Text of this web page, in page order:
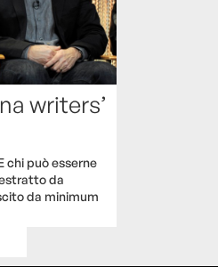
writers’
chi può esserne
da
da minimum